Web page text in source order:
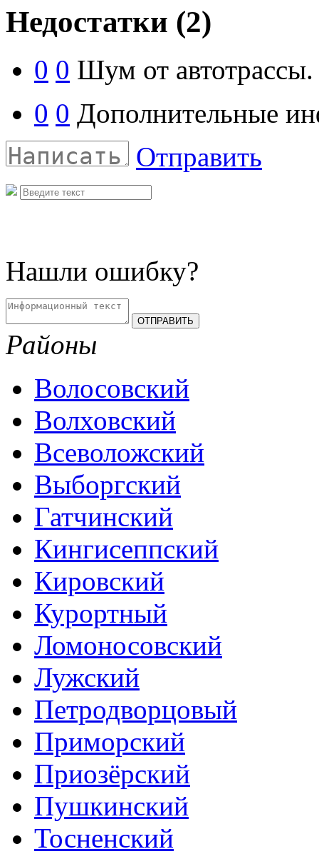
Недостатки (2)
0 0 Шум от автотрассы.
0 0 Дополнительные
Отправить
Нашли ошибку?
Районы
Волосовский
Волховский
Всеволожский
Выборгский
Гатчинский
Кингисеппский
Кировский
Курортный
Ломоносовский
Лужский
Петродворцовый
Приморский
Приозёрский
Пушкинский
Тосненский